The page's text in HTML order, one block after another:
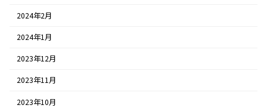
2024年2月
2024年1月
2023年12月
2023年11月
2023年10月